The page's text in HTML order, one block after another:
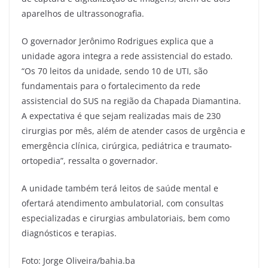
aparelhos de ultrassonografia.
O governador Jerônimo Rodrigues explica que a
unidade agora integra a rede assistencial do estado.
“Os 70 leitos da unidade, sendo 10 de UTI, são
fundamentais para o fortalecimento da rede
assistencial do SUS na região da Chapada Diamantina.
A expectativa é que sejam realizadas mais de 230
cirurgias por mês, além de atender casos de urgência e
emergência clínica, cirúrgica, pediátrica e traumato-
ortopedia”, ressalta o governador.
A unidade também terá leitos de saúde mental e
ofertará atendimento ambulatorial, com consultas
especializadas e cirurgias ambulatoriais, bem como
diagnósticos e terapias.
Foto: Jorge Oliveira/bahia.ba